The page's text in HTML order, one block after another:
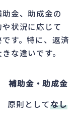
金、助成金の
状況に応じて
す。特に、返済
な違いです。
補助金・助成金
原則としてなし